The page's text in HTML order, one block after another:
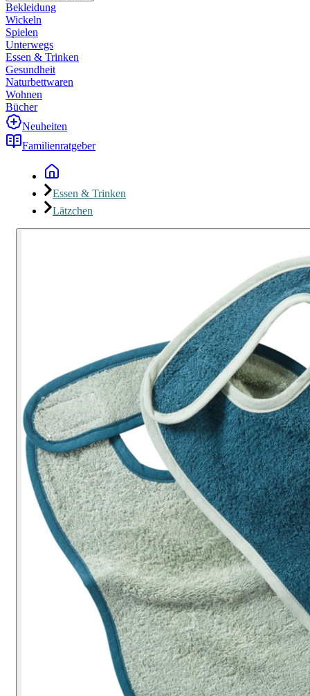
Bekleidung
Wickeln
Spielen
Unterwegs
Essen & Trinken
Gesundheit
Naturbettwaren
Wohnen
Bücher
Neuheiten
Familienratgeber
Essen & Trinken
Lätzchen